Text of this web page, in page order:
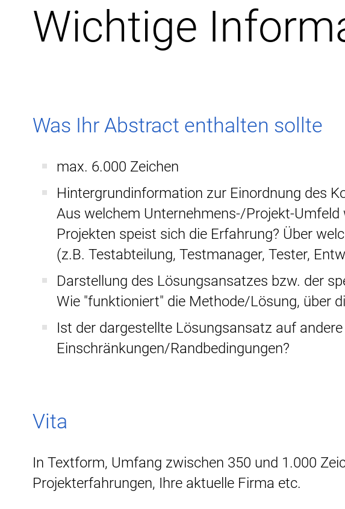
Wichtige
Was Ihr Abstract enthalten sollte
max. 6.000 Zeichen
Hintergrundinformation zur Einordnung des
Aus welchem Unternehmens-/Projekt-
Projekten speist sich die Erfahrung? Über
(z.B. Testabteilung, Testmanager, Tester,
Darstellung des Lösungsansatzes bzw. der
Wie "funktioniert" die Methode/Lösung, über
Ist der dargestellte Lösungsansatz auf
Einschränkungen/Randbedingungen?
Vita
In Textform, Umfang zwischen 350 und 1.000
Projekterfahrungen, Ihre aktuelle Firma etc.